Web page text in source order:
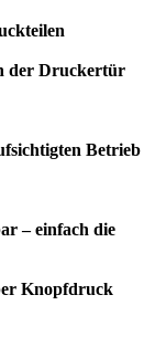
der Druckertür
Betrieb
– einfach die
Knopfdruck